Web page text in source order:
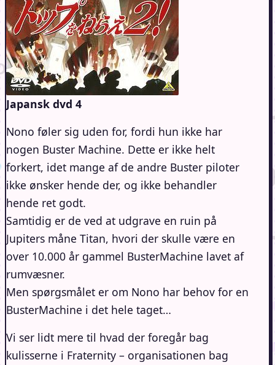
Japansk dvd 4
Nono føler sig uden for, fordi hun ikke har
nogen Buster Machine. Dette er ikke helt
forkert, idet mange af de andre Buster piloter
ikke ønsker hende der, og ikke behandler
hende ret godt.
Samtidig er de ved at udgrave en ruin på
Jupiters måne Titan, hvori der skulle være en
over 10.000 år gammel BusterMachine lavet af
rumvæsner.
Men spørgsmålet er om Nono har behov for en
BusterMachine i det hele taget…
Vi ser lidt mere til hvad der foregår bag
kulisserne i Fraternity – organisationen bag